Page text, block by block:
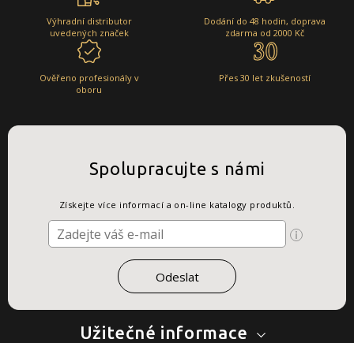
Výhradní distributor
uvedených značek
Dodání do 48 hodin, doprava
zdarma od 2000 Kč
Ověřeno profesionály v
oboru
Přes 30 let zkušeností
Užitečné informace
Spolupracujte s námi
Získejte více informací a on-line katalogy produktů.